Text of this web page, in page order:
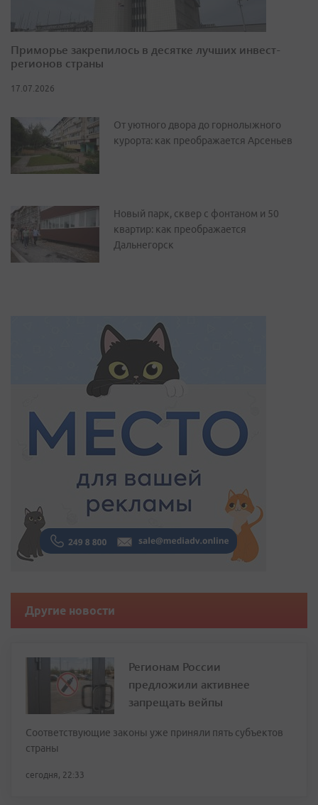
Приморье закрепилось в десятке лучших инвест-
регионов страны
17.07.2026
От уютного двора до горнолыжного
курорта: как преображается Арсеньев
Новый парк, сквер с фонтаном и 50
квартир: как преображается
Дальнегорск
Другие новости
Регионам России
предложили активнее
запрещать вейпы
Соответствующие законы уже приняли пять субъектов
страны
сегодня, 22:33